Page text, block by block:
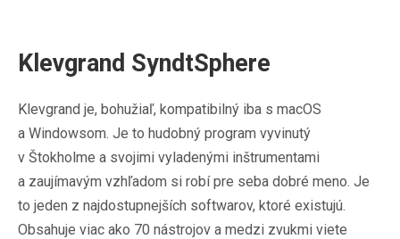
Klevgrand SyndtSphere
Klevgrand je, bohužiaľ, kompatibilný iba s macOS
a Windowsom. Je to hudobný program vyvinutý
v Štokholme a svojimi vyladenými inštrumentami
a zaujímavým vzhľadom si robí pre seba dobré meno. Je
to jeden z najdostupnejších softwarov, ktoré existujú.
Obsahuje viac ako 70 nástrojov a medzi zvukmi viete